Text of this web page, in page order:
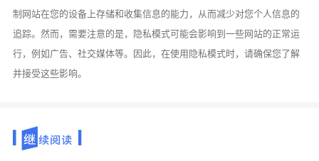
制网站在您的设备上存储和收集信息的能力，从而减少对您个人信息的
追踪。然而，需要注意的是，隐私模式可能会影响到一些网站的正常运
行，例如广告、社交媒体等。因此，在使用隐私模式时，请确保您了解
并接受这些影响。